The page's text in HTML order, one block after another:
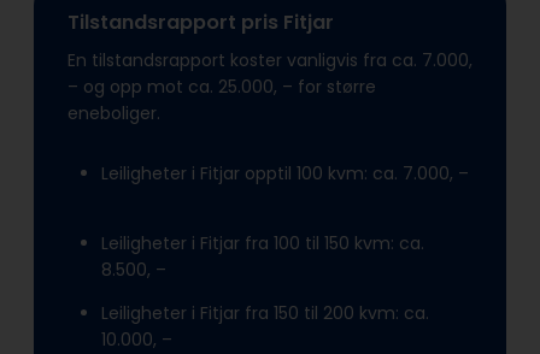
Tilstandsrapport pris Fitjar
En tilstandsrapport koster vanligvis fra ca. 7.000,
– og opp mot ca. 25.000, – for større
eneboliger.
Leiligheter i Fitjar opptil 100 kvm: ca. 7.000, –
Leiligheter i Fitjar fra 100 til 150 kvm: ca.
8.500, –
Leiligheter i Fitjar fra 150 til 200 kvm: ca.
10.000, –